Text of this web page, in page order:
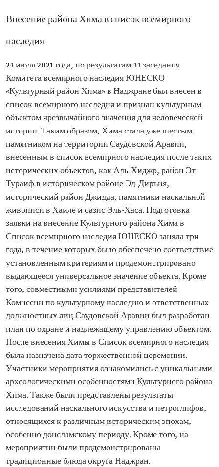
Внесение района Хима в список всемирного
наследия
24 июля 2021 года, по результатам 44 заседания
Комитета всемирного наследия ЮНЕСКО
«Культурный район Хима» в Наджране был внесен в
список всемирного наследия и признан культурным
объектом чрезвычайного значения для человеческой
истории. Таким образом, Хима стала уже шестым
памятником на территории Саудовской Аравии,
внесенным в список всемирного наследия после таких
исторических объектов, как Аль-Хиджр, район Эт-
Тураиф в историческом районе Эд-Диръия,
исторический район Джидда, памятники наскальной
живописи в Хаиле и оазис Эль-Хаса. Подготовка
заявки на внесение Культурного района Хима в
Список всемирного наследия ЮНЕСКО заняла три
года, в течение которых было обеспечено соответствие
установленным критериям и продемонстрировано
выдающееся универсальное значение объекта. Кроме
того, совместными усилиями представителей
Комиссии по культурному наследию и ответственных
должностных лиц Саудовской Аравии был разработан
план по охране и надлежащему управлению объектом.
После внесения Химы в Список всемирного наследия
была назначена дата торжественной церемонии.
Участники мероприятия ознакомились с уникальными
археологическими особенностями Культурного района
Хима. Также были представлены результаты
исследований наскального искусства и петроглифов,
относящихся к различным историческим эпохам,
особенно доисламскому периоду. Кроме того, на
мероприятии были продемонстрированы
традиционные блюда округа Наджран.